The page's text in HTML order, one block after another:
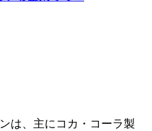
は、主にコカ・コーラ製